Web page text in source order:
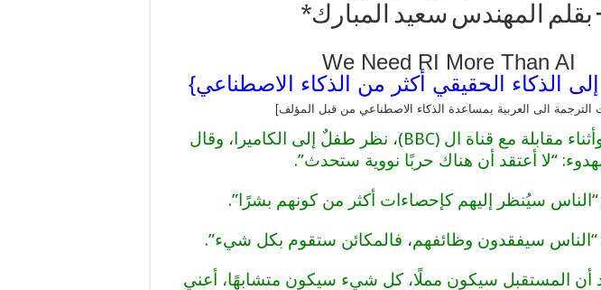
بقلم المهندس سعيد المبارك*
We Need RI More Than AI
الذكاء الحقيقي أكثر من الذكاء الاصطناعي}
الترجمة الى العربية بمساعدة الذكاء الاصطناعي من قبل المؤلف]
في عام 1966، وأثناء مقابلة مع قناة ال (BBC)، نظر طفلٌ إلى الكاميرا، وقال
“لا أعتقد أن هناك حربًا نووية ستحدث”.
سيُنظر إليهم كإحصاءات أكثر من كونهم بشرًا”.
سيفقدون وظائفهم، فالمكائن ستقوم بكل شيء”.
أن المستقبل سيكون مملًا، كل شيء سيكون متشابهًا، أعني